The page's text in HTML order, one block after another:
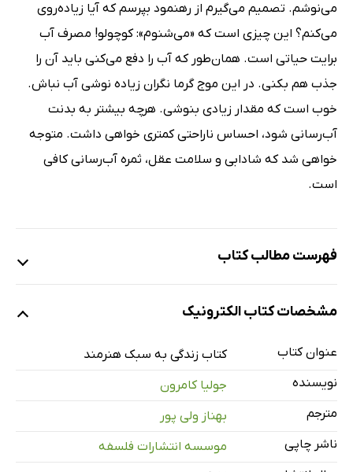
می‌نوشم. تصمیم می‌گیرم از رهنمود بپرسم که آیا زیاده‌روی
می‌کنم؟ این چیزی است که «می‌شنوم»: کوچولو! مصرف آب
برایت حیاتی است. همان‌طور که آب را دفع می‌کنی باید آن را
جذب هم بکنی. در این موج گرما نگران زیاده نوشی آب نباش.
خوب است که مقدار زیادی بنوشی. هرچه بیشتر به بدنت
آب‌رسانی شود، احساس ناراحتی کمتری خواهی داشت. متوجه
خواهی شد که شادابی و سلامت عقل، ثمره آب‌رسانی کافی
است.
فهرست مطالب کتاب
صفحات صبحگاهی
نوشتن برای رهنمود
مقدمه
مشخصات کتاب الکترونیک
عنوان کتاب
کتاب زندگی به سبک هنرمند
نویسنده
جولیا کامرون
مترجم
بهناز ولی پور
ناشر چاپی
موسسه انتشارات فلسفه